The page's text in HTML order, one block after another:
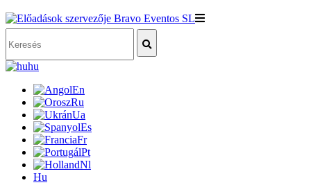
hu
En
Ru
Ua
Es
Fr
Pt
Nl
Hu